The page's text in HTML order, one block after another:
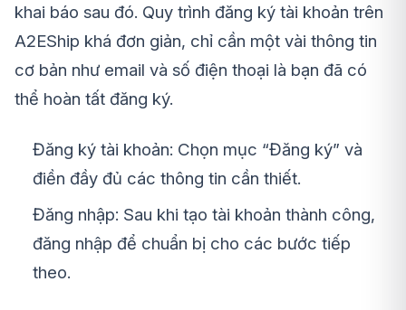
khai báo sau đó. Quy trình đăng ký tài khoản trên
A2EShip khá đơn giản, chỉ cần một vài thông tin
cơ bản như email và số điện thoại là bạn đã có
thể hoàn tất đăng ký.
Đăng ký tài khoản: Chọn mục “Đăng ký” và
điền đầy đủ các thông tin cần thiết.
Đăng nhập: Sau khi tạo tài khoản thành công,
đăng nhập để chuẩn bị cho các bước tiếp
theo.